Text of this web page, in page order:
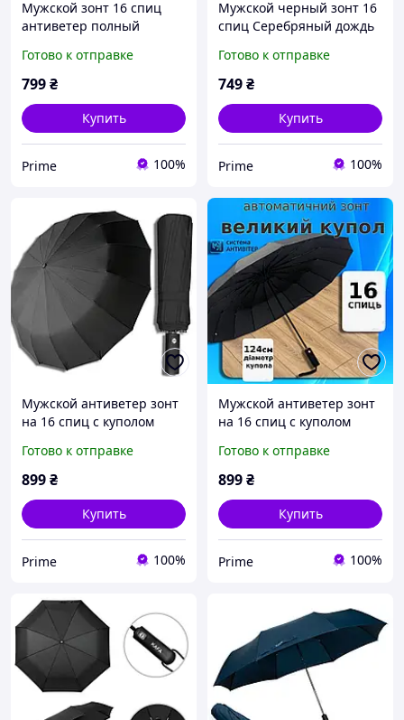
Мужской зонт 16 спиц
антиветер полный
складной с куполом
Серебряный дождь
prime
Готово к отправке
799₴
Купить
Prime 100%
Мужской черный зонт 16
спиц Серебряный дождь
автомат прочный
складной с куполом от
Готово к отправке
749₴
Купить
Prime 100%
Мужской антиветер зонт
на 16 спиц с куполом
качественный прочный
зонт антишторм автомат
Готово к отправке
899₴
Купить
Prime 100%
Мужской антиветер зонт
на 16 спиц с куполом
каркасом зонтик
антишторм автомат от
prime
Готово к отправке
899₴
Купить
Prime 100%